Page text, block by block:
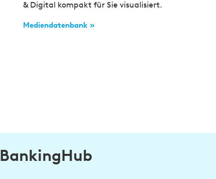
& Digital kompakt für Sie visualisiert.
Mediendatenbank »
BankingHub